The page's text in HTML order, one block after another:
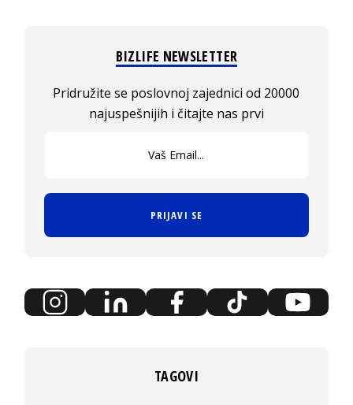
BIZLIFE NEWSLETTER
Pridružite se poslovnoj zajednici od 20000
najuspešnijih i čitajte nas prvi
PRIJAVI SE
TAGOVI